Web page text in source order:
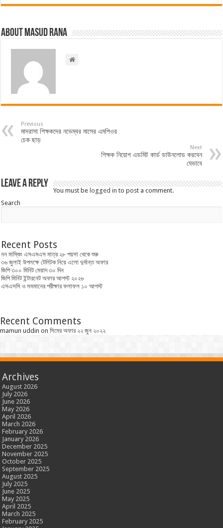
About Masud Rana
Previous
মাদরাসা শিক্ষকদের নভেম্বর মাসের এমপিওর
চেক ছাড়
Next
শিক্ষক নিয়োগ এডমিট কার্ড ডাউনলোড করবেন
যেভাবে
Leave a Reply
You must be logged in to post a comment.
Search
Recent Posts
নন মাস্কিং এসএমএস মাত্র ২৮ পয়সা থেকে শুরু
৩৬ জুলাই উপলক্ষে টেলিটক নিয়ে এলো দুর্দান্ত অফার
জিপি ৩০০ মিনিট মেয়াদ ৩০ দিন
জিপি মিনিট ইন্টারনেট অফার আগস্ট ২০২৬
এসএসসি ও সমমানের পরীক্ষার ফলাফল ১০ আগস্ট
Recent Comments
mamun uddin on সিমের অফার ২২ জুন ২০২২
Archives
August 2026
July 2026
June 2026
May 2026
April 2026
March 2026
February 2026
January 2026
December 2025
November 2025
October 2025
September 2025
August 2025
July 2025
June 2025
May 2025
April 2025
March 2025
February 2025